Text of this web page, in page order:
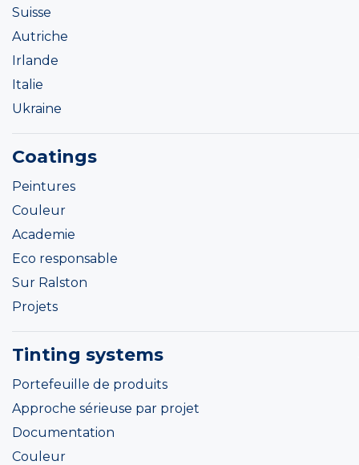
Suisse
Autriche
Irlande
Italie
Ukraine
Coatings
Peintures
Couleur
Academie
Eco responsable
Sur Ralston
Projets
Tinting systems
Portefeuille de produits
Approche sérieuse par projet
Documentation
Couleur